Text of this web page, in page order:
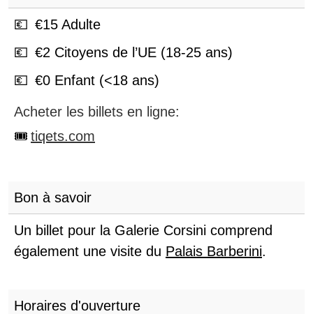
€15 Adulte
€2 Citoyens de l’UE (18-25 ans)
€0 Enfant (<18 ans)
Acheter les billets en ligne:
tiqets.com
Bon à savoir
Un billet pour la Galerie Corsini comprend
également une visite du Palais Barberini.
Horaires d'ouverture